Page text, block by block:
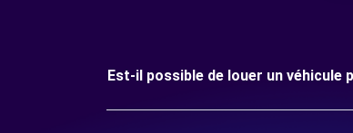
Est-il possible de louer un véhicule